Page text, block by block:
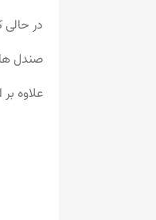
در
صندل
علاوه